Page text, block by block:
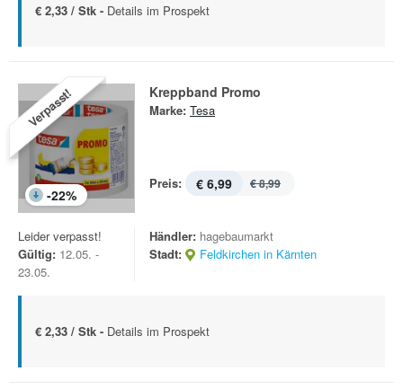
€ 2,33 / Stk - Details im Prospekt
Verpasst!
-22%
Kreppband Promo
Marke: Tesa
Preis: € 6,99 € 8,99
Leider verpasst!
Gültig: 12.05. -
23.05.
Händler: hagebaumarkt
Stadt:
Feldkirchen in Kärnten
€ 2,33 / Stk - Details im Prospekt